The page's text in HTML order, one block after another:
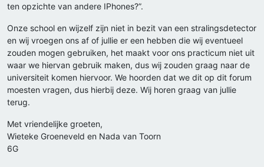
ten opzichte van andere IPhones?”.
Onze school en wijzelf zijn niet in bezit van een stralingsdetector
en wij vroegen ons af of jullie er een hebben die wij eventueel
zouden mogen gebruiken, het maakt voor ons practicum niet uit
waar we hiervan gebruik maken, dus wij zouden graag naar de
universiteit komen hiervoor. We hoorden dat we dit op dit forum
moesten vragen, dus hierbij deze. Wij horen graag van jullie
terug.
Met vriendelijke groeten,
Wieteke Groeneveld en Nada van Toorn
6G